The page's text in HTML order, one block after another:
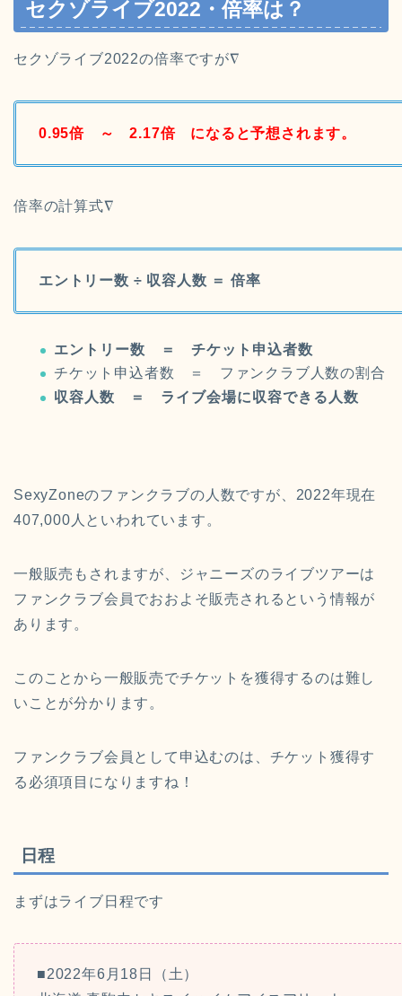
セクゾライブ2022・倍率は？
セクゾライブ2022の倍率ですが∇
0.95倍 ～ 2.17倍 になると予想されます。
倍率の計算式∇
エントリー数 ÷ 収容人数 ＝ 倍率
エントリー数 ＝ チケット申込者数
チケット申込者数 ＝ ファンクラブ人数の割合
収容人数 ＝ ライブ会場に収容できる人数
SexyZoneのファンクラブの人数ですが、2022年現在
407,000人といわれています。
一般販売もされますが、ジャニーズのライブツアーは
ファンクラブ会員でおおよそ販売されるという情報が
あります。
このことから一般販売でチケットを獲得するのは難し
いことが分かります。
ファンクラブ会員として申込むのは、チケット獲得す
る必須項目になりますね！
日程
まずはライブ日程です
■2022年6月18日（土）